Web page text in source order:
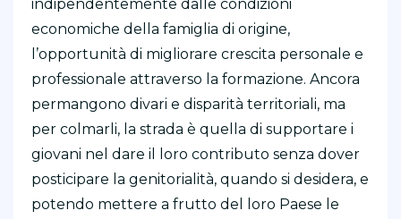
indipendentemente dalle condizioni
economiche della famiglia di origine,
l’opportunità di migliorare crescita personale e
professionale attraverso la formazione. Ancora
permangono divari e disparità territoriali, ma
per colmarli, la strada è quella di supportare i
giovani nel dare il loro contributo senza dover
posticipare la genitorialità, quando si desidera, e
potendo mettere a frutto del loro Paese le